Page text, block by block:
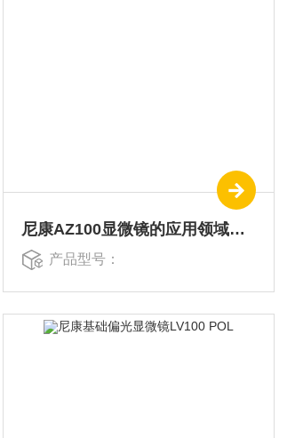
尼康AZ100显微镜的应用领域及用途
产品型号：